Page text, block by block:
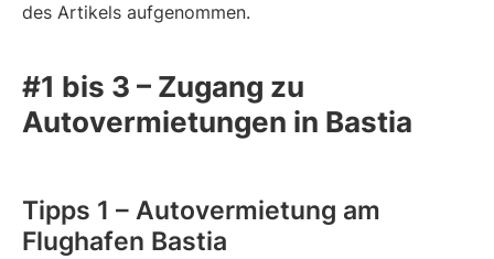
des Artikels aufgenommen.
#1 bis 3 – Zugang zu
Autovermietungen in Bastia
Tipps 1 – Autovermietung am
Flughafen Bastia